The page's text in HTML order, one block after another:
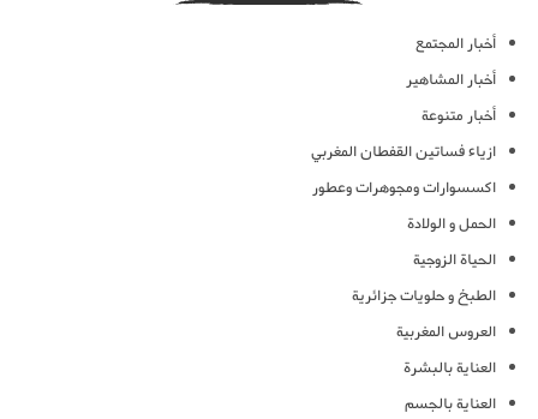
أخبار المجتمع
أخبار المشاهير
أخبار متنوعة
ازياء فساتين القفطان المغربي
اكسسوارات ومجوهرات وعطور
الحمل و الولادة
الحياة الزوجية
الطبخ و حلويات جزائرية
العروس المغربية
العناية بالبشرة
العناية بالجسم